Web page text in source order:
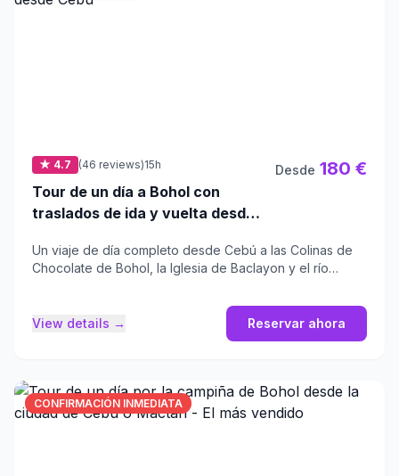
★ 4.7 (46 reviews)15h
Tour de un día a Bohol con
traslados de ida y vuelta desde
Desde 180 €
Un viaje de día completo desde Cebú a las Colinas de
Chocolate de Bohol, la Iglesia de Baclayon y el río
View details → Reservar ahora
CONFIRMACIÓN INMEDIATA